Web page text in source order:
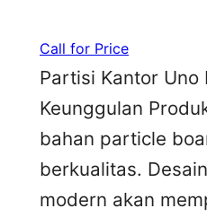
Call for Price
Partisi Kantor Uno
Keunggulan
bahan particle
berkualitas.
modern akan